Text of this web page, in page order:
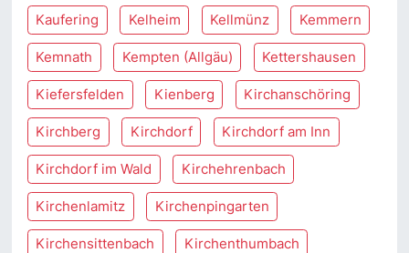
Kaufering Kelheim Kellmünz Kemmern
Kemnath Kempten (Allgäu) Kettershausen
Kiefersfelden Kienberg Kirchanschöring
Kirchberg Kirchdorf Kirchdorf am Inn
Kirchdorf im Wald Kirchehrenbach
Kirchenlamitz Kirchenpingarten
Kirchensittenbach Kirchenthumbach